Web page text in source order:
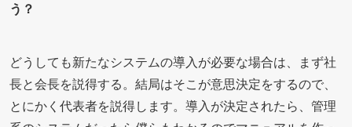
う？
どうしても新たなシステムの導入が必要な場合は、まず社
長と会長を説得する。結局はそこが意思決定をするので、
とにかく代表者を説得します。導入が決定されたら、管理